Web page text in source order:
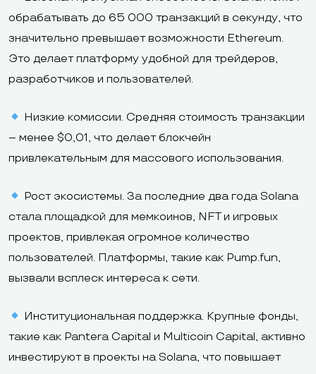
обрабатывать до 65 000 транзакций в секунду, что
значительно превышает возможности Ethereum.
Это делает платформу удобной для трейдеров,
разработчиков и пользователей.
Низкие комиссии. Средняя стоимость транзакции
– менее $0,01, что делает блокчейн
привлекательным для массового использования.
Рост экосистемы. За последние два года Solana
стала площадкой для мемкоинов, NFT и игровых
проектов, привлекая огромное количество
пользователей. Платформы, такие как Pump.fun,
вызвали всплеск интереса к сети.
Институциональная поддержка. Крупные фонды,
такие как Pantera Capital и Multicoin Capital, активно
инвестируют в проекты на Solana, что повышает